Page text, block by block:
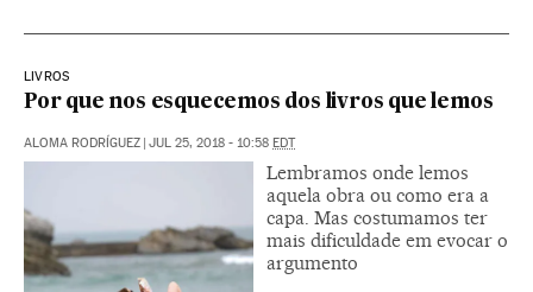
LIVROS
Por que nos esquecemos dos livros que lemos
ALOMA RODRÍGUEZ JUL 25, 2018 - 10:58 EDT
Lembramos onde lemos
aquela obra ou como era a
capa. Mas costumamos ter
mais dificuldade em evocar o
argumento